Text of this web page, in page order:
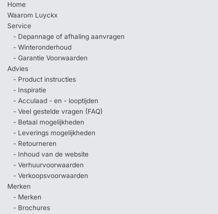
Home
Waarom Luyckx
Service
- Depannage of afhaling aanvragen
- Winteronderhoud
- Garantie Voorwaarden
Advies
- Product instructies
- Inspiratie
- Acculaad - en - looptijden
- Veel gestelde vragen (FAQ)
- Betaal mogelijkheden
- Leverings mogelijkheden
- Retourneren
- Inhoud van de website
- Verhuurvoorwaarden
- Verkoopsvoorwaarden
Merken
- Merken
- Brochures